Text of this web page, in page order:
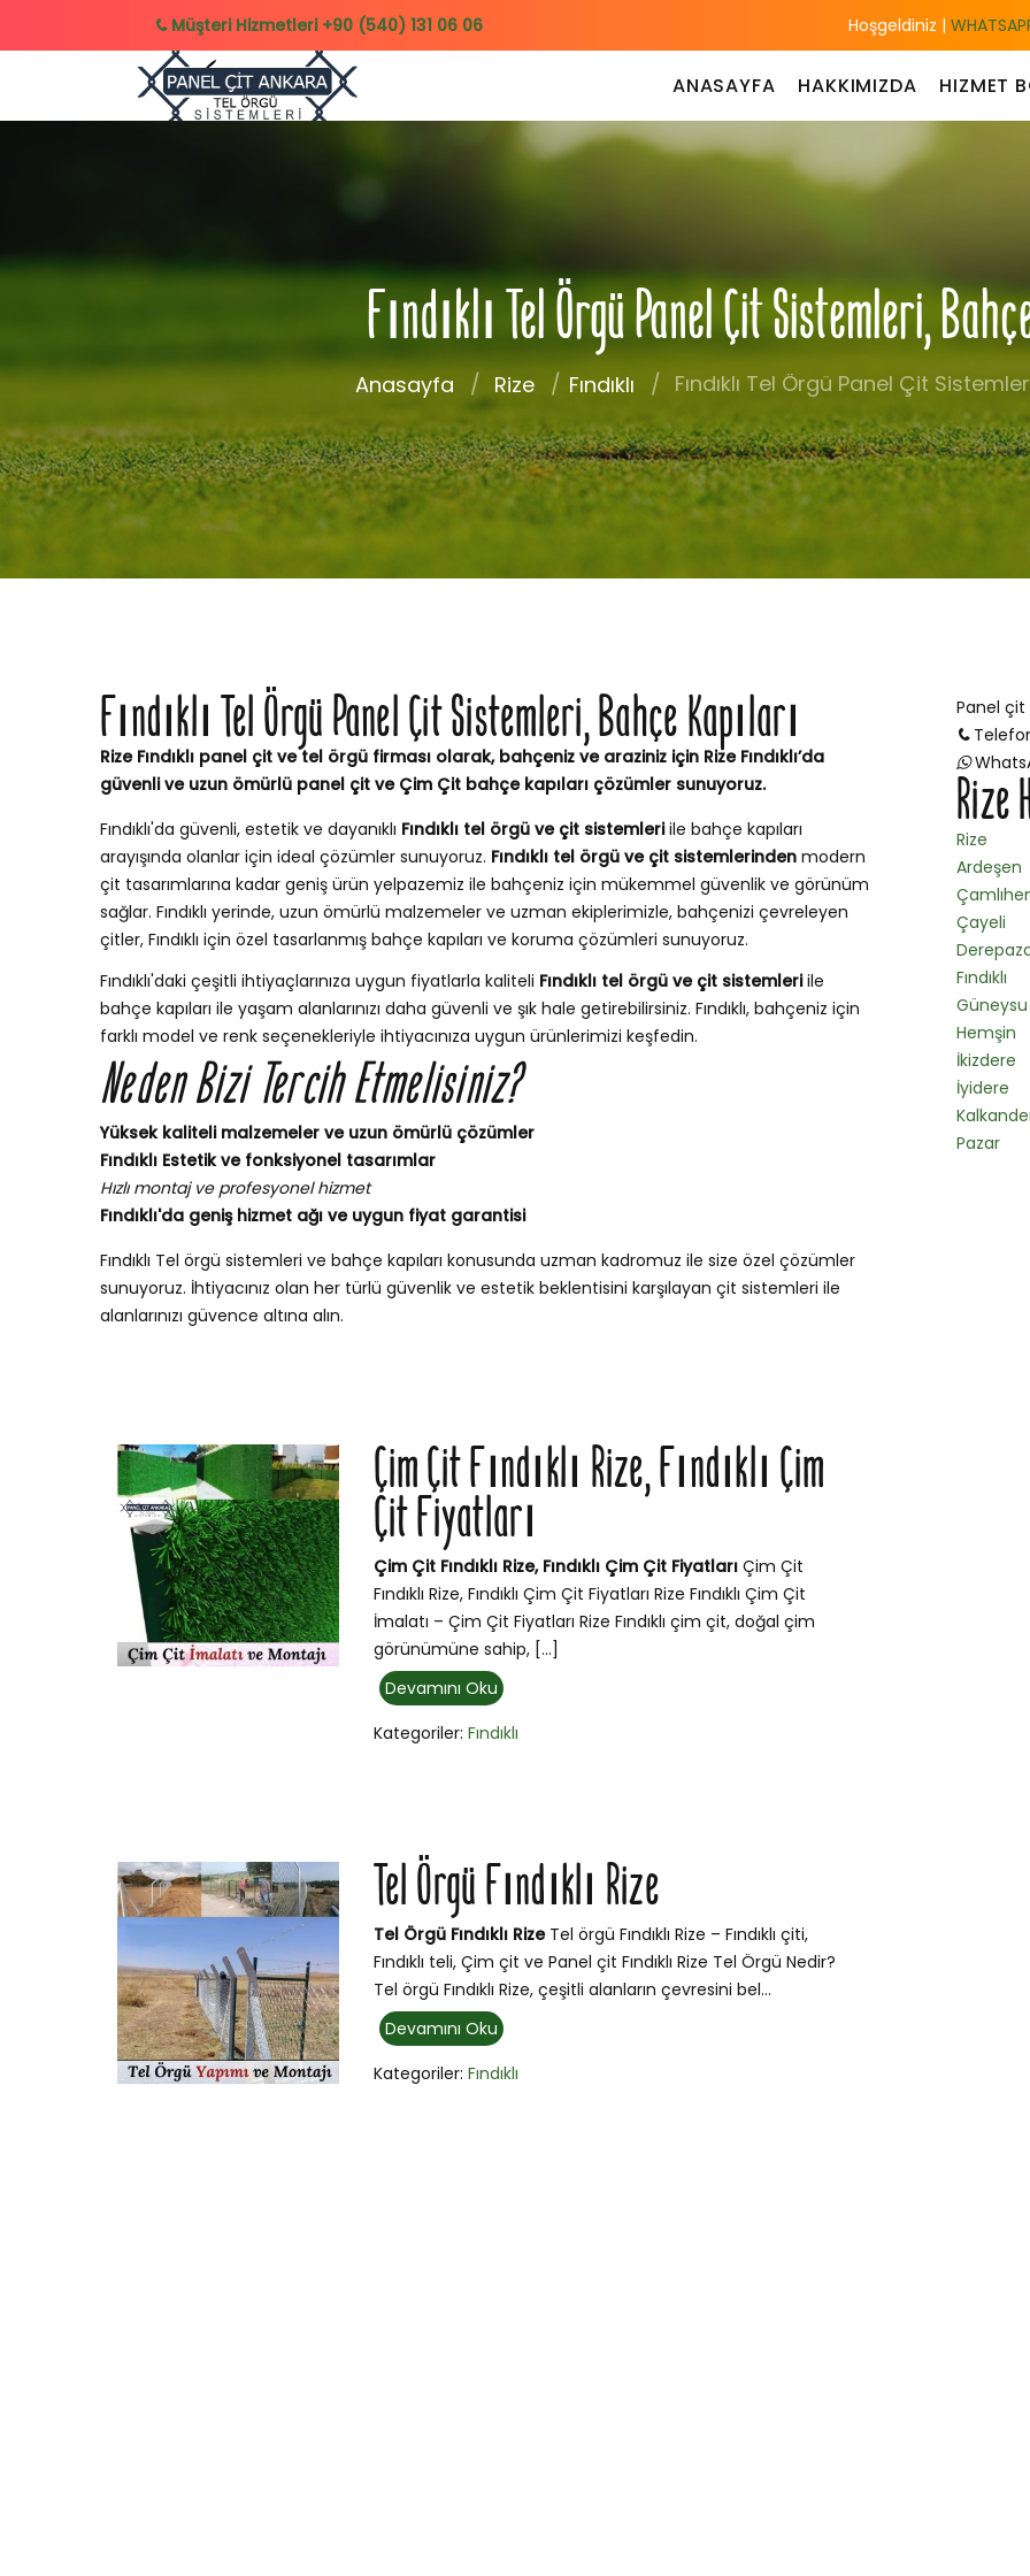
Müşteri Hizmetleri +90 (540) 131 06 06 Hoşgeldiniz |
ANASAYFA HAKKIMIZDA HIZMET
Fındıklı Tel Örgü Panel Çit Sistemleri,
Anasayfa Rize Fındıklı Fındıklı Tel Örgü Panel Çit
Panel çit
Rize
Rize
Ardeşen
Çayeli
Fındıklı
Güneysu
Hemşin
İkizdere
İyidere
Pazar
Fındıklı Tel Örgü Panel Çit Sistemleri, Bahçe Kapıları
Rize Fındıklı panel çit ve tel örgü firması olarak, bahçeniz ve araziniz için Rize Fındıklı’da
güvenli ve uzun ömürlü panel çit ve Çim Çit bahçe kapıları çözümler sunuyoruz.
Fındıklı'da güvenli, estetik ve dayanıklı Fındıklı tel örgü ve çit sistemleriile bahçe kapıları
arayışında olanlar için ideal çözümler sunuyoruz. Fındıklı tel örgü ve çit sistemlerinden modern
çit tasarımlarına kadar geniş ürün yelpazemiz ile bahçeniz için mükemmel güvenlik ve görünüm
sağlar. Fındıklı yerinde, uzun ömürlü malzemeler ve uzman ekiplerimizle, bahçenizi çevreleyen
çitler, Fındıklı için özel tasarlanmış bahçe kapıları ve koruma çözümleri sunuyoruz.
Fındıklı'daki çeşitli ihtiyaçlarınıza uygun fiyatlarla kaliteli Fındıklı tel örgü ve çit sistemleriile
bahçe kapıları ile yaşam alanlarınızı daha güvenli ve şık hale getirebilirsiniz. Fındıklı, bahçeniz için
farklı model ve renk seçenekleriyle ihtiyacınıza uygun ürünlerimizi keşfedin.
Neden Bizi Tercih Etmelisiniz?
Yüksek kaliteli malzemeler ve uzun ömürlü çözümler
Fındıklı Estetik ve fonksiyonel tasarımlar
Hızlı montaj ve profesyonel hizmet
Fındıklı'da geniş hizmet ağı ve uygun fiyat garantisi
Fındıklı Tel örgü sistemleri ve bahçe kapıları konusunda uzman kadromuz ile size özel çözümler
sunuyoruz. İhtiyacınız olan her türlü güvenlik ve estetik beklentisini karşılayan çit sistemleri ile
alanlarınızı güvence altına alın.
Çim Çit Fındıklı Rize, Fındıklı Çim
Çit Fiyatları
Çim Çit Fındıklı Rize, Fındıklı Çim Çit Fiyatları Çim Çit
Fındıklı Rize, Fındıklı Çim Çit Fiyatları Rize Fındıklı Çim Çit
İmalatı – Çim Çit Fiyatları Rize Fındıklı çim çit, doğal çim
görünümüne sahip, […]
Devamını Oku
Kategoriler:Fındıklı
Tel Örgü Fındıklı Rize
Tel Örgü Fındıklı RizeTel örgü Fındıklı Rize – Fındıklı çiti,
Fındıklı teli, Çim çit ve Panel çit Fındıklı Rize Tel Örgü Nedir?
Tel örgü Fındıklı Rize, çeşitli alanların çevresini bel...
Devamını Oku
Kategoriler:Fındıklı